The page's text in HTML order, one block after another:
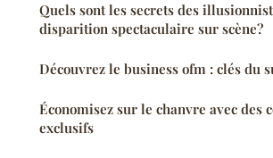
Quels sont les secrets des
disparition spectaculaire sur scène?
Découvrez le business ofm : clés du
Économisez sur le chanvre avec des
exclusifs